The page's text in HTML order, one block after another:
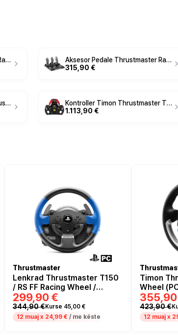
Aksesor Pedale Thrustmaster Raceline Pedals Load Cell Kit - Zezë
Aksesor Pedale Thrustmaster Raceline Pedals Load Cell - Zezë
315,90 €
Kontroller, Timon & Pedale Thrustmaster T248R Shifter Pack - Zezë
Kontroller Timon Thrustmaster T818 Ferrari 488 GT3 Simulator - Zezë
1.113,90 €
Thrustmaster
Lenkrad Thrustmaster T150
/ RS FF Racing Wheel /
PlayStation 4 / PC / E zezë
dhe E kaltër
299,90 €
344,90 €Kurse 45,00 €
12 muaj x 24,99 € / me këste
Timon
Wheel
423,90 €
12 muaj x